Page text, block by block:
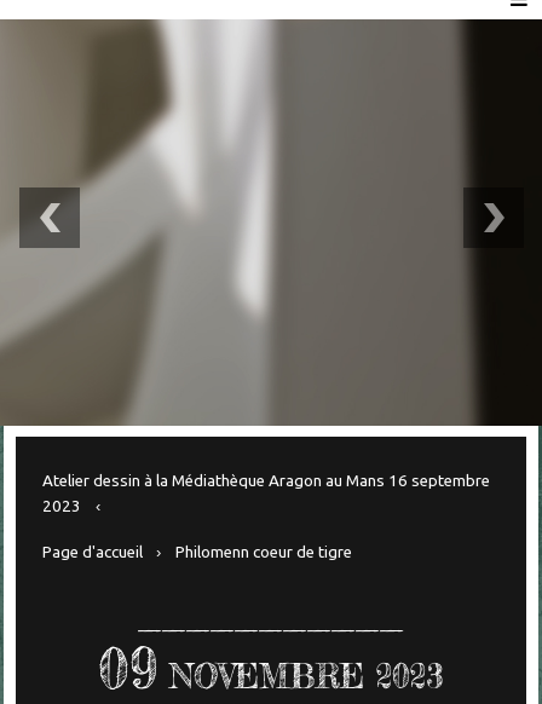
Atelier dessin à la Médiathèque Aragon au Mans 16 septembre
2023
Page d'accueil Philomenn coeur de tigre
09 NOVEMBRE 2023